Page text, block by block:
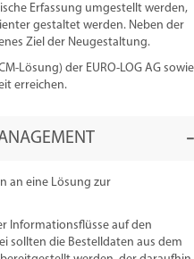
Erfassung umgestellt werden,
gestaltet werden. Neben der
Ziel der Neugestaltung.
Lösung) der EURO-LOG AG sowie
erreichen.
an eine Lösung zur
Informationsflüsse auf den
sollten die Bestelldaten aus dem